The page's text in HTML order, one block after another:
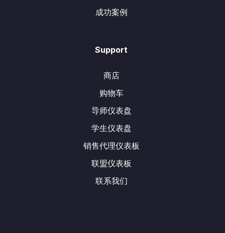
成功案例
Support
商店
购物车
导师仪表盘
学生仪表盘
销售代理仪表板
联盟仪表板
联系我们